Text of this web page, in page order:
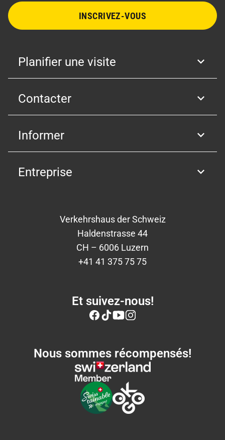
INSCRIVEZ-VOUS
Planifier une visite
Contacter
Informer
Entreprise
Verkehrshaus der Schweiz
Haldenstrasse 44
CH – 6006 Luzern
+41 41 375 75 75
Et suivez-nous!
Nous sommes récompensés!